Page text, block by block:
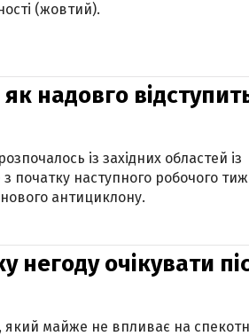
(жовтий).
надовго
із західних областей із
наступного робочого
антициклону.
негоду очікувати
який майже не впливає на